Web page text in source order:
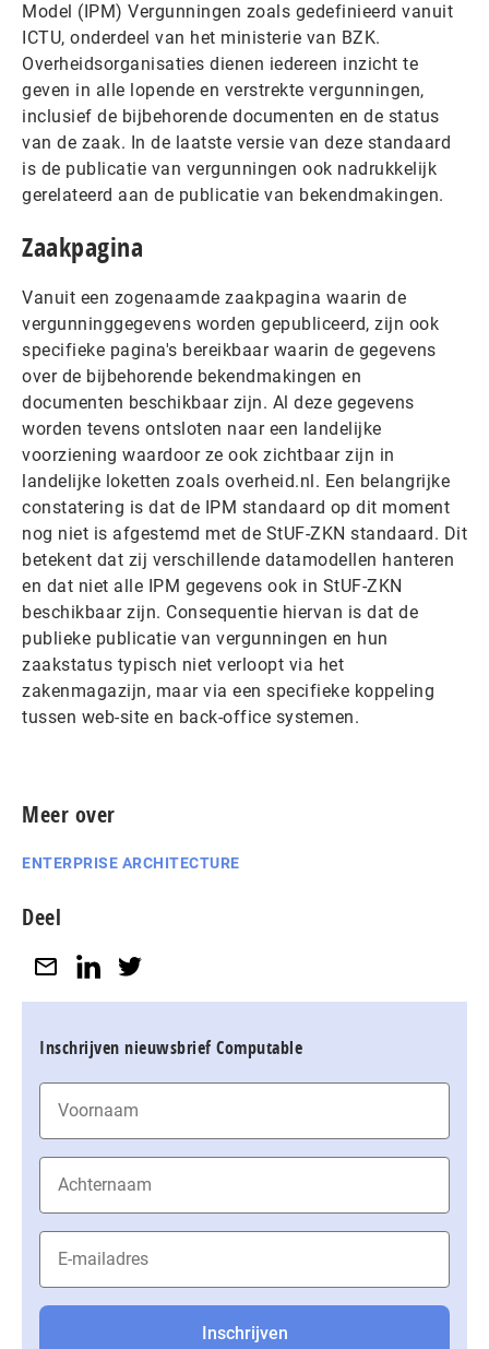
Model (IPM) Vergunningen zoals gedefinieerd vanuit
ICTU, onderdeel van het ministerie van BZK.
Overheidsorganisaties dienen iedereen inzicht te
geven in alle lopende en verstrekte vergunningen,
inclusief de bijbehorende documenten en de status
van de zaak. In de laatste versie van deze standaard
is de publicatie van vergunningen ook nadrukkelijk
gerelateerd aan de publicatie van bekendmakingen.
Zaakpagina
Vanuit een zogenaamde zaakpagina waarin de
vergunninggegevens worden gepubliceerd, zijn ook
specifieke pagina's bereikbaar waarin de gegevens
over de bijbehorende bekendmakingen en
documenten beschikbaar zijn. Al deze gegevens
worden tevens ontsloten naar een landelijke
voorziening waardoor ze ook zichtbaar zijn in
landelijke loketten zoals overheid.nl. Een belangrijke
constatering is dat de IPM standaard op dit moment
nog niet is afgestemd met de StUF-ZKN standaard. Dit
betekent dat zij verschillende datamodellen hanteren
en dat niet alle IPM gegevens ook in StUF-ZKN
beschikbaar zijn. Consequentie hiervan is dat de
publieke publicatie van vergunningen en hun
zaakstatus typisch niet verloopt via het
zakenmagazijn, maar via een specifieke koppeling
tussen web-site en back-office systemen.
Meer over
ENTERPRISE ARCHITECTURE
Deel
Inschrijven nieuwsbrief Computable